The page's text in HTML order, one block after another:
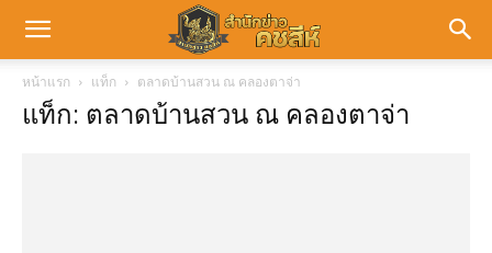
หน้าแรก แท็ก ตลาดบ้านสวน ณ คลองตาจ่า
แท็ก: ตลาดบ้านสวน ณ คลองตาจ่า